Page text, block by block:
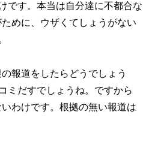
です。本当は自分達に不都合な
めに、ウザくてしょうがない
報道をしたらどうでしょう
ミだすでしょうね。ですから
わけです。根拠の無い報道は